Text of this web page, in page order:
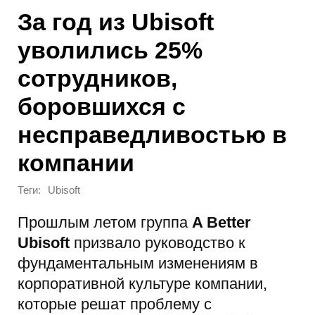
За год из Ubisoft
уволились 25%
сотрудников,
боровшихся с
несправедливостью в
компании
Теги: Ubisoft
Прошлым летом группа A Better
Ubisoft призвало руководство к
фундаментальным изменениям в
корпоративной культуре компании,
которые решат проблему с